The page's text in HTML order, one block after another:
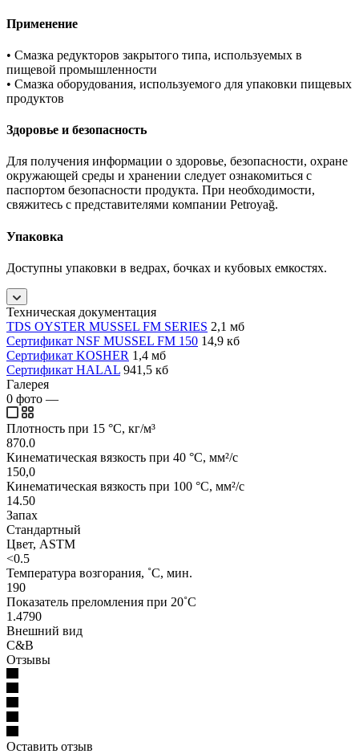
Применение
• Смазка редукторов закрытого типа, используемых в
пищевой промышленности
• Смазка оборудования, используемого для упаковки пищевых
продуктов
Здоровье и безопасность
Для получения информации о здоровье, безопасности, охране
окружающей среды и хранении следует ознакомиться с
паспортом безопасности продукта. При необходимости,
свяжитесь с представителями компании Petroyağ.
Упаковка
Доступны упаковки в ведрах, бочках и кубовых емкостях.
Техническая документация
TDS OYSTER MUSSEL FM SERIES 2,1 мб
Сертификат NSF MUSSEL FM 150 14,9 кб
Сертификат KOSHER 1,4 мб
Сертификат HALAL 941,5 кб
Галерея
0 фото —
Плотность при 15 °C, кг/м³
870.0
Кинематическая вязкость при 40 °C, мм²/с
150,0
Кинематическая вязкость при 100 °C, мм²/с
14.50
Запах
Стандартный
Цвет, ASTM
<0.5
Температура возгорания, ˚C, мин.
190
Показатель преломления при 20˚C
1.4790
Внешний вид
C&B
Отзывы
Оставить отзыв